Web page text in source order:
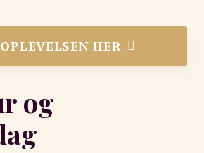
HER
og